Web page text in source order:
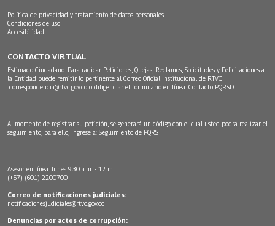
Política de privacidad y tratamiento de datos personales
Condiciones de uso
Accesibilidad
CONTACTO VIRTUAL
Estimado Ciudadano: Para radicar Peticiones, Quejas, Reclamos, Solicitudes y Felicitaciones a
la Entidad puede remitir lo pertinente al Correo Oficial Institucional de RTVC
correspondencia@rtvc.gov.co o diligenciar el formulario en línea: Contacto PQRSD.
Al momento de registrar su petición, se generará un código con el cual usted podrá realizar el
seguimiento, para ello, ingrese a: Seguimiento de PQRS
Asesor en línea: lunes 9:30 a.m. - 12 m
(+57) (601) 2200700
Correo de notificaciones judiciales:
notificacionesjudiciales@rtvc.gov.co
Denuncias por actos de corrupción: